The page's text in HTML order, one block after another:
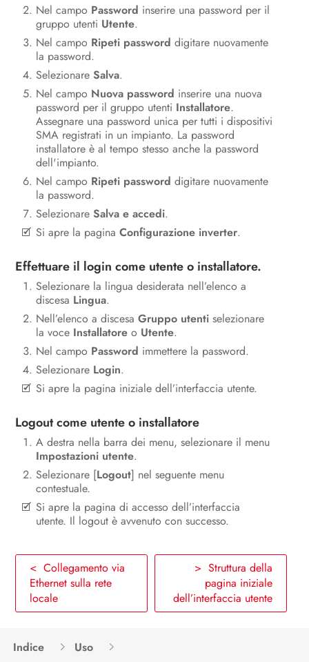
Nel campo Password inserire una password per il
gruppo utenti Utente.
Nel campo Ripeti password digitare nuovamente
la password.
SelezionareSalva.
Nel campo Nuova password inserire una nuova
password per il gruppo utenti Installatore.
Assegnare una password unica per tutti i dispositivi
SMA registrati in un impianto. La password
installatore è al tempo stesso anche la password
dell'impianto.
Nel campo Ripeti password digitare nuovamente
la password.
SelezionareSalva e accedi.
Si apre la paginaConfigurazione inverter.
Effettuare il login come utente o installatore.
Selezionare la lingua desiderata nell’elenco a
discesa Lingua.
Nell’elenco a discesaGruppo utenti selezionare
la voce Installatore o Utente.
Nel campo Password immettere la password.
Selezionare Login.
Si apre la pagina iniziale dell’interfaccia utente.
Logout come utente o installatore
A destra nella barra dei menu, selezionare il menu
Impostazioni utente.
Selezionare [Logout] nel seguente menu
contestuale.
Si apre la pagina di accesso dell’interfaccia
utente. Il logout è avvenuto con successo.
< Collegamento via
Ethernet sulla rete
locale
> Struttura della
pagina iniziale
dell’interfaccia utente
Indice Uso